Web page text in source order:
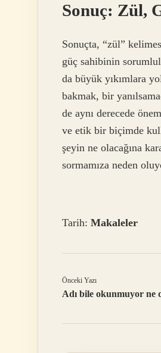
Sonuç: Zül,
Sonuçta, “zül”
güç sahibinin
da büyük yıkımlara
bakmak, bir
de aynı derecede
ve etik bir biçimde
şeyin ne olacağına
sormamıza neden
Tarih: Makaleler
Önceki Yazı
Adı bile okunmuyor ne